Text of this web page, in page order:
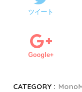
ツイート
Google+
CATEGORY :